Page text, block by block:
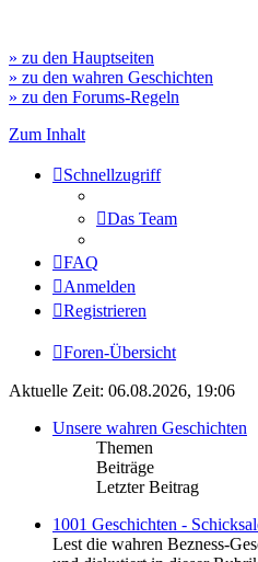
» zu den Hauptseiten
» zu den wahren Geschichten
» zu den Forums-Regeln
Zum Inhalt
Schnellzugriff
Das Team
FAQ
Anmelden
Registrieren
Foren-Übersicht
Aktuelle Zeit: 06.08.2026, 19:06
Unsere wahren Geschichten
Themen
Beiträge
Letzter Beitrag
1001 Geschichten -
Lest die wahren Bezness-